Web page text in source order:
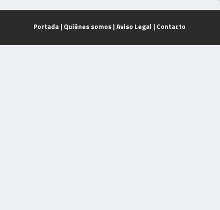
Portada | Quiénes somos| Aviso Legal | Contacto